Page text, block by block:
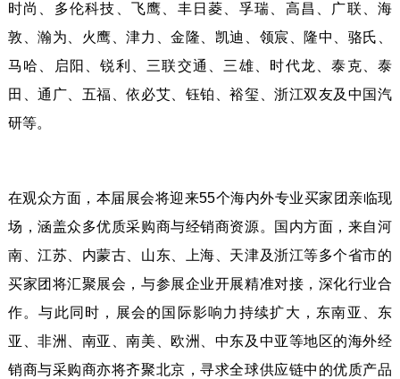
时尚、多伦科技、飞鹰、丰日菱、孚瑞、高昌、广联、海
敦、瀚为、火鹰、津力、金隆、凯迪、领宸、隆中、骆氏、
马哈、启阳、锐利、三联交通、三雄、时代龙、泰克、泰
田、通广、五福、依必艾、钰铂、裕玺、浙江双友及中国汽
研等。
在观众方面，本届展会将迎来55个海内外专业买家团亲临现
场，涵盖众多优质采购商与经销商资源。国内方面，来自河
南、江苏、内蒙古、山东、上海、天津及浙江等多个省市的
买家团将汇聚展会，与参展企业开展精准对接，深化行业合
作。与此同时，展会的国际影响力持续扩大，东南亚、东
亚、非洲、南亚、南美、欧洲、中东及中亚等地区的海外经
销商与采购商亦将齐聚北京，寻求全球供应链中的优质产品